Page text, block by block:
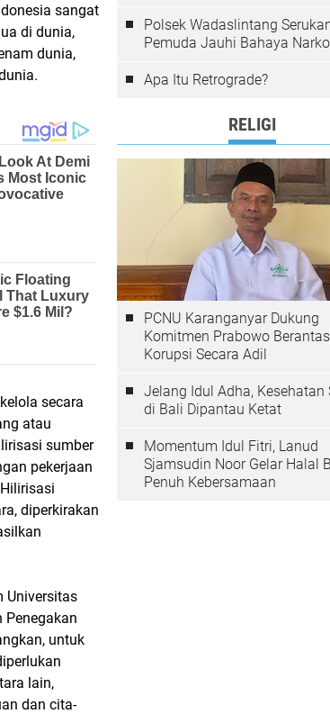
sangat
di dunia,
dunia,
secara
atau
sumber
pekerjaan
diperkirakan
Universitas
Penegakan
untuk
lain,
dan cita-
Polsek Wadaslintang
Pemuda Jauhi Bahaya
Apa Itu Retrograde?
RELIGI
PCNU Karanganyar Dukung
Komitmen Prabowo Berantas
Korupsi Secara Adil
Jelang Idul Adha, Kesehatan
di Bali Dipantau Ketat
Momentum Idul Fitri, Lanud
Sjamsudin Noor Gelar Halal
Penuh Kebersamaan